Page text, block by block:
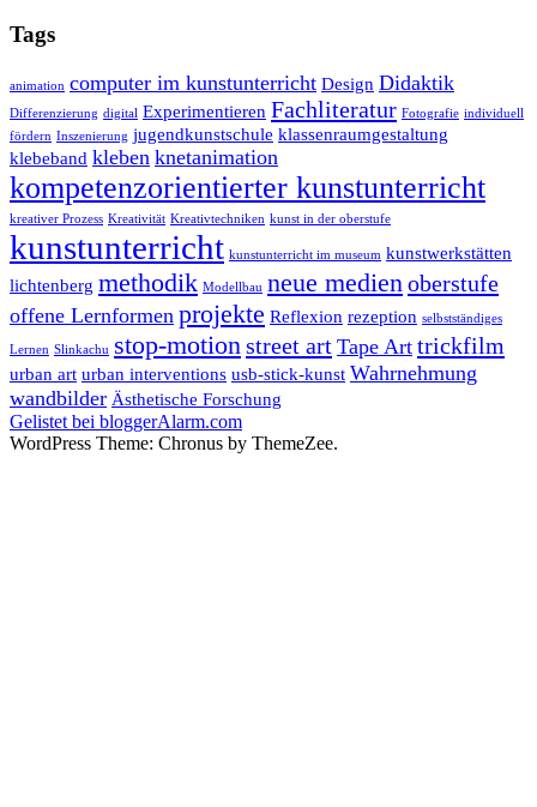
Tags
animation computer im kunstunterricht Design Didaktik
Differenzierung digital Experimentieren Fachliteratur Fotografie individuell
fördern Inszenierung jugendkunstschule klassenraumgestaltung
klebeband kleben knetanimation
kompetenzorientierter kunstunterricht
kreativer Prozess Kreativität Kreativtechniken kunst in der oberstufe
kunstunterricht kunstunterricht im museum kunstwerkstätten
lichtenberg methodik Modellbau neue medienoberstufe
offene Lernformen projekte Reflexion rezeption selbstständiges
Lernen Slinkachu stop-motionstreet art Tape Art trickfilm
urban art urban interventions usb-stick-kunst Wahrnehmung
wandbilder Ästhetische Forschung
Gelistet bei bloggerAlarm.com
WordPress Theme: Chronus by ThemeZee.